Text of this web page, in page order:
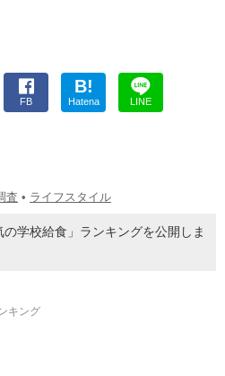
FB
B!
Hatena LINE
査 • ライフスタイル
学校給食」ランキングを公開しま
キング